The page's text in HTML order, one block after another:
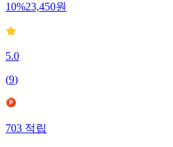
10%23,450원
5.0
(9)
703 적립